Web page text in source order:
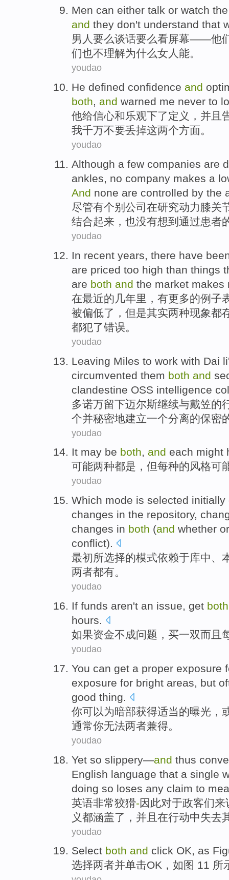
Men can either talk or watch the
and they don't understand that
男人 要么谈话要么看屏幕——他
们也不理解为什么女人 能。
youdao
He defined confidence and
both, and warned me never to
他给信心和乐观下了定义 ， 并且
我千万不要丢掉这两个方面。
youdao
Although a few companies are
ankles, no company makes a
And none are controlled by the
尽管有个别 公司 在研究动力 膝关
结合起来， 也没有想到 通过患者
youdao
In recent years, there have
are priced too high than things
are both and the market makes
在最近的 几年里 ， 有更多的例子
被偏低了， 但是其实两种现象都
都犯了错误。
youdao
Leaving Miles to work with Dai li
circumvented them both and
clandestine OSS intelligence
多诺万留下迈尔斯继续与戴笠的
个并秘密地建立一个分离的保密
youdao
It may be both, and each might
可能两种都是 ， 但每种的风格可
youdao
Which mode is selected initially
changes in the repository,
changes in both (and whether
conflict).
最初所选择的模式依赖于库中、
两者都有。
youdao
If funds aren't an issue, get
hours.
如果资金不成问题 ， 买一双而且
youdao
You can get a proper exposure
exposure for bright areas, but
good thing.
你可以为暗部获得适当的曝光 ，
通常你无法两者兼得。
youdao
Yet so slippery—and thus
English language that a single
doing so loses any claim to
英语非常狡猾-因此对于政客们来
义都涵盖了， 并且 在行动中失去
youdao
Select both and click OK, as
选择两者并单击OK ， 如图 11 所